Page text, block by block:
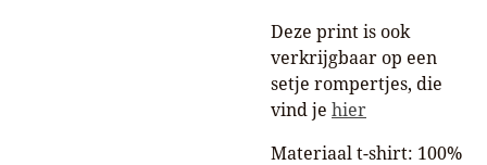
Deze print is ook
verkrijgbaar op een
setje rompertjes, die
vind je hier
Materiaal t-shirt: 100%